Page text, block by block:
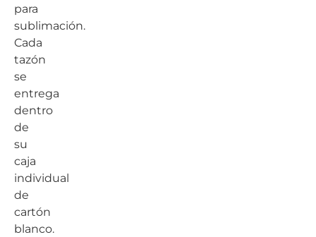
para
sublimación.
Cada
tazón
se
entrega
dentro
de
su
caja
individual
de
cartón
blanco.